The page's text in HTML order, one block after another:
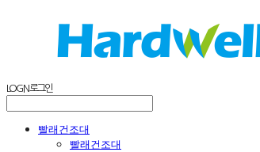
LOG IN로그인
빨래건조대
빨래건조대